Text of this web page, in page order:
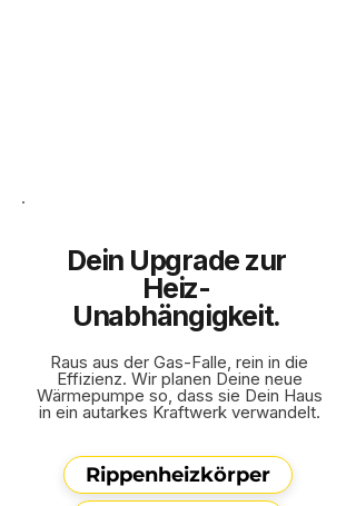
Dein Upgrade zur
Heiz-
Unabhängigkeit.
Raus aus der Gas-Falle, rein in die
Effizienz. Wir planen Deine neue
Wärmepumpe so, dass sie Dein Haus
in ein autarkes Kraftwerk verwandelt.
Rippenheizkörper